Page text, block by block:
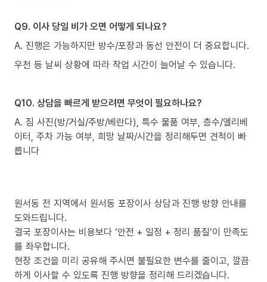
Q9. 이사 당일 비가 오면 어떻게 되나요?
A. 진행은 가능하지만 방수/포장과 동선 안전이 더 중요합니다.
우천 등 날씨 상황에 따라 작업 시간이 늘어날 수 있습니다.
Q10. 상담을 빠르게 받으려면 무엇이 필요하나요?
A. 짐 사진(방/거실/주방/베란다), 특수 물품 여부, 층수/엘리베
이터, 주차 가능 여부, 희망 날짜/시간을 정리해두면 견적이 빠
릅니다
원서동 전 지역에서 원서동 포장이사 상담과 진행 방향 안내를
도와드립니다.
결국 포장이사는 비용보다 ‘안전 + 일정 + 정리 품질’이 만족도
를 좌우합니다.
현장 조건을 미리 공유해 주시면 불필요한 변수를 줄이고, 깔끔
하게 이사할 수 있도록 진행 방향을 정리해 드리겠습니다.